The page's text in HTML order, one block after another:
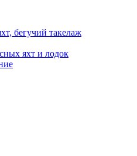
бегучий такелаж
яхт и лодок